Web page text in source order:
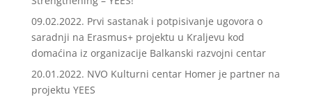
09.02.2022. Prvi sastanak i potpisivanje ugovora o
saradnji na Erasmus+ projektu u Kraljevu kod
domaćina iz organizacije Balkanski razvojni centar
20.01.2022. NVO Kulturni centar Homer je partner na
projektu YEES